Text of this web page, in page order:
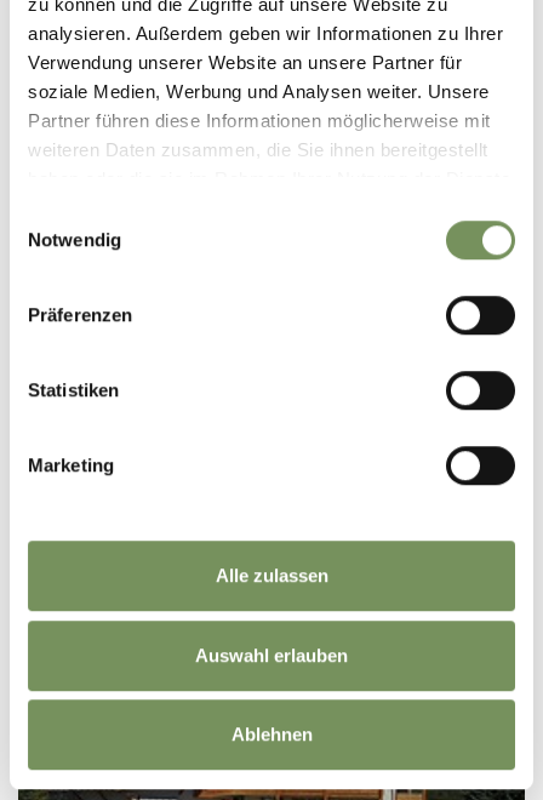
analysieren. Außerdem geben wir Informationen zu Ihrer
Verwendung unserer Website an unsere Partner für
soziale Medien, Werbung und Analysen weiter. Unsere
Partner führen diese Informationen möglicherweise mit
weiteren Daten zusammen, die Sie ihnen bereitgestellt
Notwendig
Präferenzen
Statistiken
Marketing
Alle zulassen
Auswahl erlauben
Ablehnen
APARTMENTS MERANBLICK
Tel.+39 0471 796640